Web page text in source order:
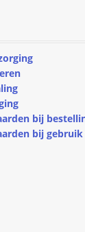
bij
bij gebruik